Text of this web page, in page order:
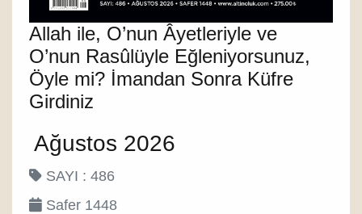
Allah ile, O’nun Âyetleriyle ve
O’nun Rasûlüyle Eğleniyorsunuz,
Öyle mi? İmandan Sonra Küfre
Girdiniz
Ağustos 2026
SAYI : 486
Safer 1448